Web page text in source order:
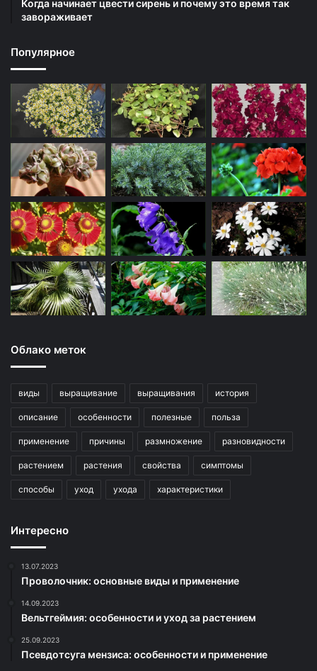
Когда начинает цвести сирень и почему это время так
завораживает
Популярное
Облако меток
виды выращивание выращивания история
описание особенности полезные польза
применение причины размножение разновидности
растением растения свойства симптомы
способы уход ухода характеристики
Интересно
13.07.2023
Проволочник: основные виды и применение
14.09.2023
Вельтгеймия: особенности и уход за растением
25.09.2023
Псевдотсуга мензиса: особенности и применение